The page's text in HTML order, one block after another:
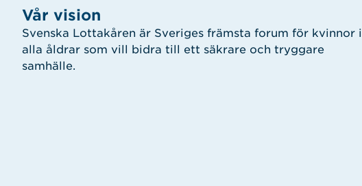
Vår vision
Svenska Lottakåren är Sveriges främsta forum för kvinnor i
alla åldrar som vill bidra till ett säkrare och tryggare
samhälle.